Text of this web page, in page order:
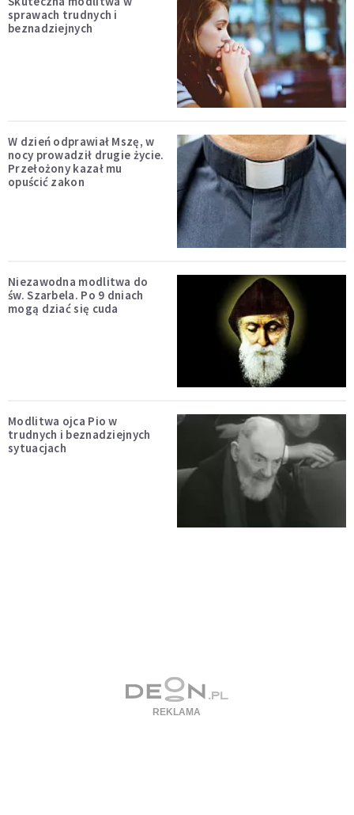
sprawach trudnych i
beznadziejnych
W dzień odprawiał Mszę, w
nocy prowadził drugie życie.
Przełożony kazał mu
opuścić zakon
Niezawodna modlitwa do
św. Szarbela. Po 9 dniach
mogą dziać się cuda
Modlitwa ojca Pio w
trudnych i beznadziejnych
sytuacjach